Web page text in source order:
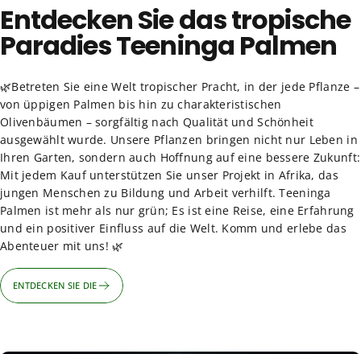
Entdecken Sie das tropische
Paradies Teeninga Palmen
🌿Betreten Sie eine Welt tropischer Pracht, in der jede Pflanze –
von üppigen Palmen bis hin zu charakteristischen
Olivenbäumen – sorgfältig nach Qualität und Schönheit
ausgewählt wurde. Unsere Pflanzen bringen nicht nur Leben in
Ihren Garten, sondern auch Hoffnung auf eine bessere Zukunft:
Mit jedem Kauf unterstützen Sie unser Projekt in Afrika, das
jungen Menschen zu Bildung und Arbeit verhilft. Teeninga
Palmen ist mehr als nur grün; Es ist eine Reise, eine Erfahrung
und ein positiver Einfluss auf die Welt. Komm und erlebe das
Abenteuer mit uns! 🌿
ENTDECKEN SIE DIE